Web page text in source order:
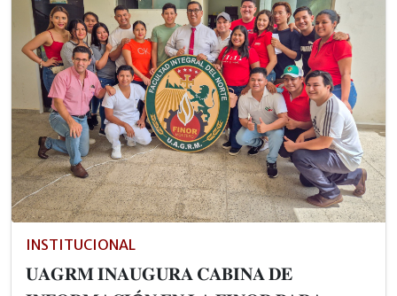
INSTITUCIONAL
𝐔𝐀𝐆𝐑𝐌 𝐈𝐍𝐀𝐔𝐆𝐔𝐑𝐀 𝐂𝐀𝐁𝐈𝐍𝐀 𝐃𝐄